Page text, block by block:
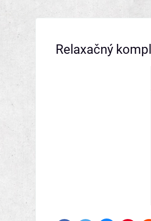
Relaxačný